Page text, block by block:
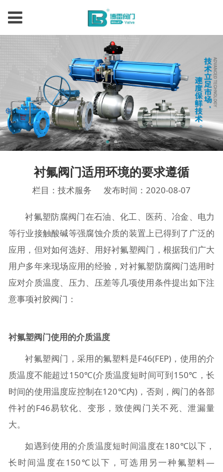
衬氟阀门适用环境的要求遵循
栏目：技术服务 发布时间：2020-08-07
衬氟塑防腐阀门在石油、化工、医药、冶金、电力
等行业接触酸碱等强腐蚀介质的装置上已得到了广泛的
应用，但对如何选好、用好衬氟塑阀门，根据我们广大
用户多年来现场应用的经验，对衬氟塑防腐阀门选用时
应对介质温度、压力、压差等几项使用条件提出如下注
意事项衬胶阀门：
衬氟塑阀门使用的介质温度
衬氟塑阀门，采用的氟塑料是F46(FEP)，使用的介
质温度不能超过150℃(介质温度短时间可到150℃，长
时间的使用温度应控制在120℃内)，否则，阀门的各部
件衬的F46易软化、变形，致使阀门关不死、泄漏量
大。
如遇到使用的介质温度短时间温度在180℃以下，
长时间温度在150℃以下，可选用另一种氟塑料—